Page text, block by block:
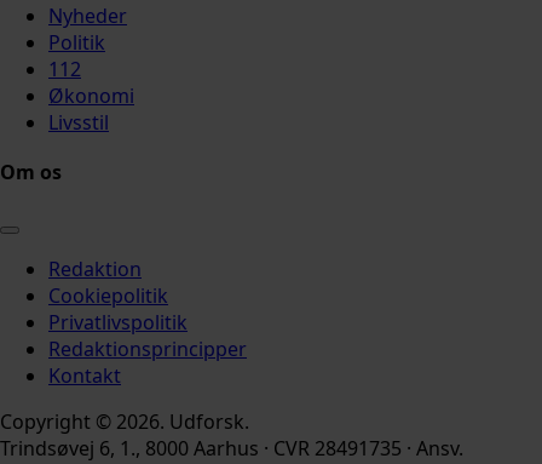
Nyheder
Politik
112
Økonomi
Livsstil
Om os
Redaktion
Cookiepolitik
Privatlivspolitik
Redaktionsprincipper
Kontakt
Copyright © 2026. Udforsk.
Trindsøvej 6, 1., 8000 Aarhus · CVR 28491735 · Ansv.